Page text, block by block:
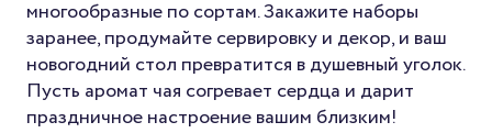
многообразные по сортам. Закажите наборы
заранее, продумайте сервировку и декор, и ваш
новогодний стол превратится в душевный уголок.
Пусть аромат чая согревает сердца и дарит
праздничное настроение вашим близким!